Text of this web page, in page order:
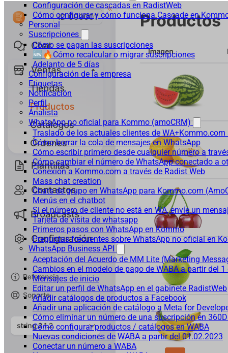
Configuración de cascadas en RadistWeb
Cómo configurar y cómo funciona Cascade en
Personal
Suscripciones
Cómo se pagan las suscripciones
🆕🔥Cómo recalcular o migrar suscripciones
Adelanto de 5 días
Configuración de la empresa
Etiquetas
Notificación
Perfil
Analista
WhatsApp no oficial para Kommo (amoCRM)
Traslado de los actuales clientes de
Cómo borrar la cola de mensajes en WhatsApp
Cómo escribir primero desde cualquier número a
Cómo cambiar el número de WhatsApp conectado a
Conexión a Kommo.com a través de Radist Web
Mass chat creation
Chats de grupo en WhatsApp para Kommo.com
Menús en el chatbot
Si el número de cliente no está en WA, envíe un
Tarjeta de visita de whatsapp
Primeros pasos con WhatsApp en Kommo
Preguntas frecuentes sobre WhatsApp no oficial en
WhatsApp Business API
Aceptación del Acuerdo de MM Lite (Marketing
Cambios en el modelo de pago de WABA a partir del
Mensajes de inicio
Editar un perfil de WhatsApp en el gabinete RadistWeb
Añadir catálogos de productos a Facebook
Añadir una aplicación de catálogo a Meta for
Cómo eliminar un número de una suscripción en
Cómo configurar productos / catálogos en WABA
Nuevas condiciones de WABA a partir del 01.02.2023
Conectar un número a WABA